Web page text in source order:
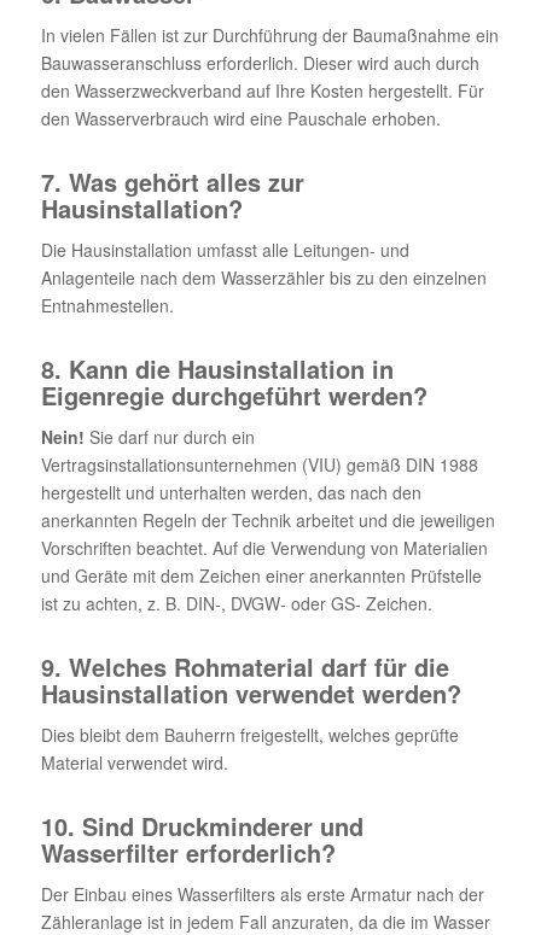
In vielen Fällen ist zur Durchführung der Baumaßnahme ein
Bauwasseranschluss erforderlich. Dieser wird auch durch
den Wasserzweckverband auf Ihre Kosten hergestellt. Für
den Wasserverbrauch wird eine Pauschale erhoben.
7. Was gehört alles zur
Hausinstallation?
Die Hausinstallation umfasst alle Leitungen- und
Anlagenteile nach dem Wasserzähler bis zu den einzelnen
Entnahmestellen.
8. Kann die Hausinstallation in
Eigenregie durchgeführt werden?
Nein! Sie darf nur durch ein
Vertragsinstallationsunternehmen (VIU) gemäß DIN 1988
hergestellt und unterhalten werden, das nach den
anerkannten Regeln der Technik arbeitet und die jeweiligen
Vorschriften beachtet. Auf die Verwendung von Materialien
und Geräte mit dem Zeichen einer anerkannten Prüfstelle
ist zu achten, z. B. DIN-, DVGW- oder GS- Zeichen.
9. Welches Rohmaterial darf für die
Hausinstallation verwendet werden?
Dies bleibt dem Bauherrn freigestellt, welches geprüfte
Material verwendet wird.
10. Sind Druckminderer und
Wasserfilter erforderlich?
Der Einbau eines Wasserfilters als erste Armatur nach der
Zähleranlage ist in jedem Fall anzuraten, da die im Wasser